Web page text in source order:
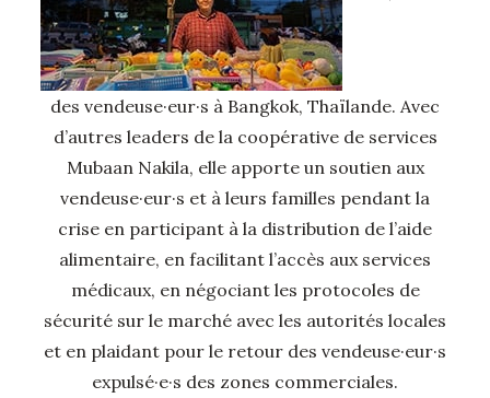
des vendeuse·eur·s à Bangkok, Thaïlande. Avec
d’autres leaders de la coopérative de services
Mubaan Nakila, elle apporte un soutien aux
vendeuse·eur·s et à leurs familles pendant la
crise en participant à la distribution de l’aide
alimentaire, en facilitant l’accès aux services
médicaux, en négociant les protocoles de
sécurité sur le marché avec les autorités locales
et en plaidant pour le retour des vendeuse·eur·s
expulsé·e·s des zones commerciales.